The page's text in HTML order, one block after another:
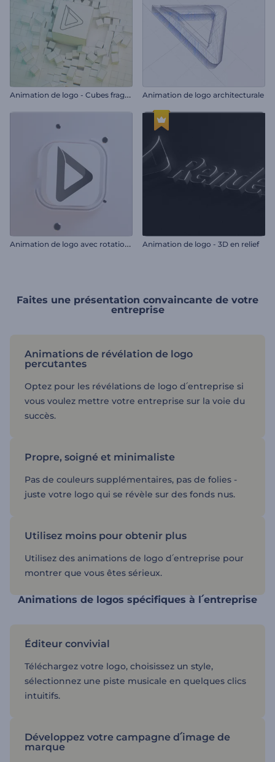
A
nimation de logo - Cubes fragmentés Animation de logo architecturale
A
nimation de logo avec rotation minimale Animation de logo - 3D en relief
Faites une présentation convaincante de votre
entreprise
Animations de révélation de logo
percutantes
Optez pour les révélations de logo d՛entreprise si
vous voulez mettre votre entreprise sur la voie du
succès.
Propre, soigné et minimaliste
Pas de couleurs supplémentaires, pas de folies -
juste votre logo qui se révèle sur des fonds nus.
Utilisez moins pour obtenir plus
Utilisez des animations de logo d՛entreprise pour
montrer que vous êtes sérieux.
Animations de logos spécifiques à l՛entreprise
Éditeur convivial
Téléchargez votre logo, choisissez un style,
sélectionnez une piste musicale en quelques clics
intuitifs.
Développez votre campagne d՛image de
marque